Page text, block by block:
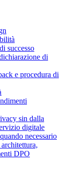
successo
di
e procedura di
sin dalla
digitale
necessario
DPO